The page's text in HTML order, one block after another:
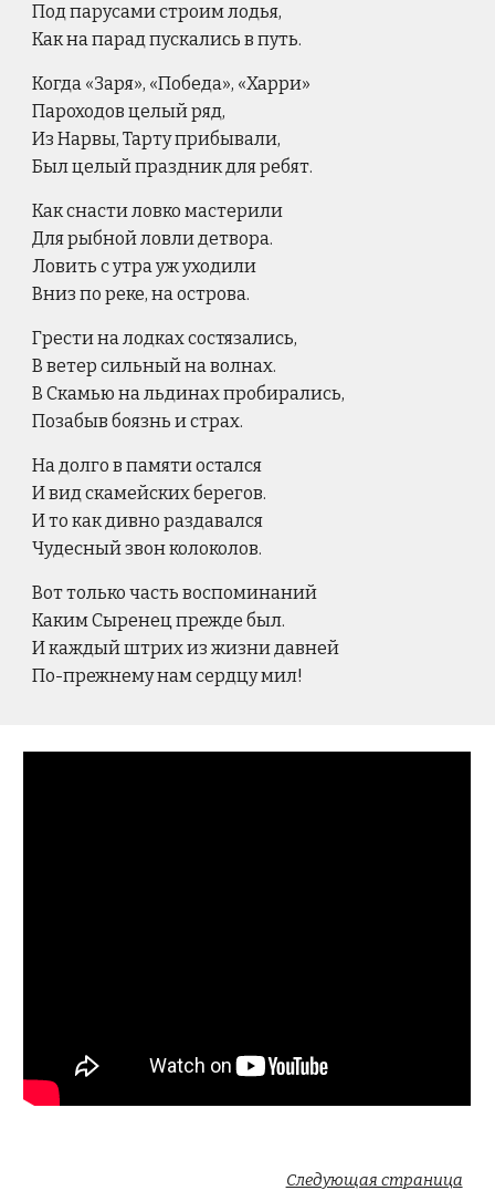
Под парусами строим лодья,
Как на парад пускались в путь.
Когда «Заря», «Победа», «Харри»
Пароходов целый ряд,
Из Нарвы, Тарту прибывали,
Был целый праздник для ребят.
Как снасти ловко мастерили
Для рыбной ловли детвора.
Ловить с утра уж уходили
Вниз по реке, на острова.
Грести на лодках состязались,
В ветер сильный на волнах.
В Скамью на льдинах пробирались,
Позабыв боязнь и страх.
На долго в памяти остался
И вид скамейских берегов.
И то как дивно раздавался
Чудесный звон колоколов.
Вот только часть воспоминаний
Каким Сыренец прежде был.
И каждый штрих из жизни давней
По-прежнему нам сердцу мил!
Следующая страница